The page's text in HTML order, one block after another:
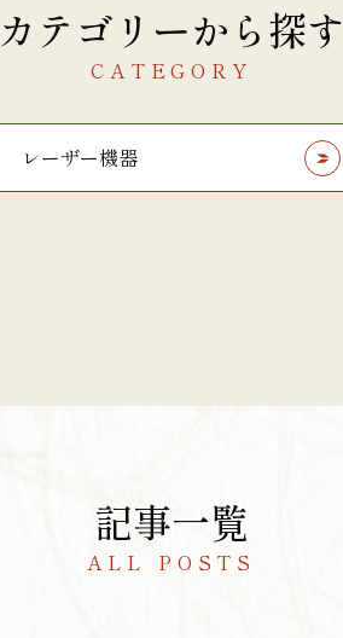
カテゴリーから探す
CATEGORY
レーザー機器
記事一覧
ALL POSTS